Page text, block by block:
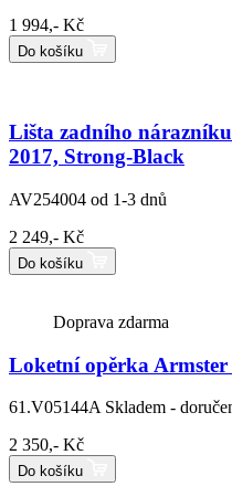
1 994,- Kč
Do košíku
Lišta zadního
2017, Strong-Black
AV254004 od 1-3 dnů
2 249,- Kč
Do košíku
Doprava zdarma
Loketní opěrka Armster
61.V05144A Skladem -
2 350,- Kč
Do košíku